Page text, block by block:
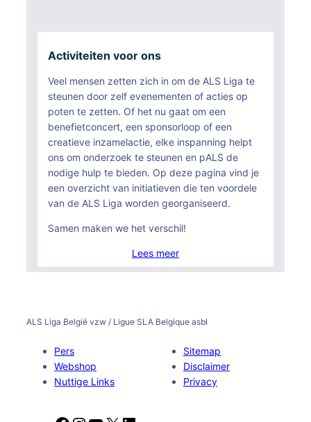
Activiteiten voor ons
Veel mensen zetten zich in om de ALS Liga te
steunen door zelf evenementen of acties op
poten te zetten. Of het nu gaat om een
benefietconcert, een sponsorloop of een
creatieve inzamelactie, elke inspanning helpt
ons om onderzoek te steunen en pALS de
nodige hulp te bieden. Op deze pagina vind je
een overzicht van initiatieven die ten voordele
van de ALS Liga worden georganiseerd.
Samen maken we het verschil!
Lees meer
ALS Liga België vzw / Ligue SLA Belgique asbl
Pers
Webshop
Nuttige Links
Sitemap
Disclaimer
Privacy